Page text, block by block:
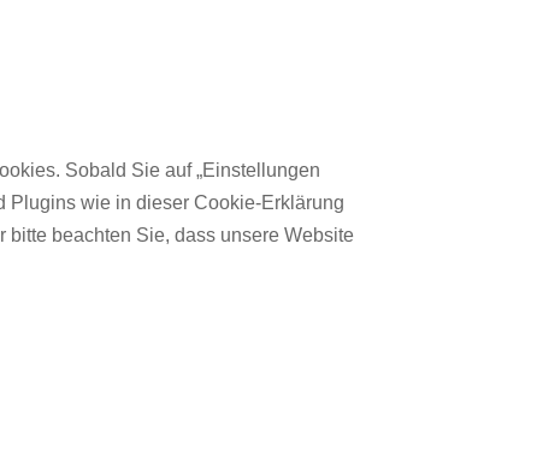
Sobald Sie auf „Einstellungen
Plugins wie in dieser Cookie-Erklärung
beachten Sie, dass unsere Website